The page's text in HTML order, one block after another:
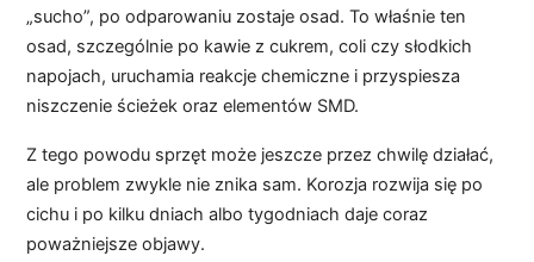
„sucho”, po odparowaniu zostaje osad. To właśnie ten
osad, szczególnie po kawie z cukrem, coli czy słodkich
napojach, uruchamia reakcje chemiczne i przyspiesza
niszczenie ścieżek oraz elementów SMD.
Z tego powodu sprzęt może jeszcze przez chwilę działać,
ale problem zwykle nie znika sam. Korozja rozwija się po
cichu i po kilku dniach albo tygodniach daje coraz
poważniejsze objawy.